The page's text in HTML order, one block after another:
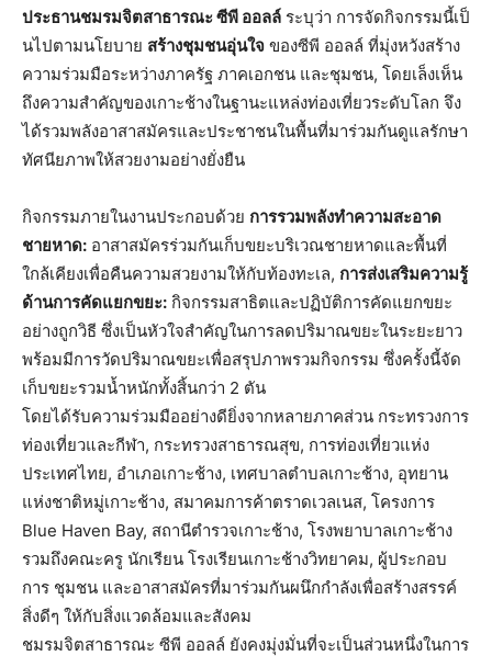
ประธานชมรมจิตสาธารณะ ซีพี ออลล์ ระบุว่า การจัดกิจกรรมนี้เป็
นไปตามนโยบาย สร้างชุมชนอุ่นใจ ของซีพี ออลล์ ที่มุ่งหวังสร้าง
ความร่วมมือระหว่างภาครัฐ ภาคเอกชน และชุมชน, โดยเล็งเห็น
ถึงความสำคัญของเกาะช้างในฐานะแหล่งท่องเที่ยวระดับโลก จึง
ได้รวมพลังอาสาสมัครและประชาชนในพื้นที่มาร่วมกันดูแลรักษา
ทัศนียภาพให้สวยงามอย่างยั่งยืน
กิจกรรมภายในงานประกอบด้วย การรวมพลังทำความสะอาด
ชายหาด: อาสาสมัครร่วมกันเก็บขยะบริเวณชายหาดและพื้นที่
ใกล้เคียงเพื่อคืนความสวยงามให้กับท้องทะเล, การส่งเสริมความรู้
ด้านการคัดแยกขยะ: กิจกรรมสาธิตและปฏิบัติการคัดแยกขยะ
อย่างถูกวิธี ซึ่งเป็นหัวใจสำคัญในการลดปริมาณขยะในระยะยาว
พร้อมมีการวัดปริมาณขยะเพื่อสรุปภาพรวมกิจกรรม ซึ่งครั้งนี้จัด
เก็บขยะรวมน้ำหนักทั้งสิ้นกว่า 2 ตัน
โดยได้รับความร่วมมืออย่างดียิ่งจากหลายภาคส่วน กระทรวงการ
ท่องเที่ยวและกีฬา, กระทรวงสาธารณสุข, การท่องเที่ยวแห่ง
ประเทศไทย, อำเภอเกาะช้าง, เทศบาลตำบลเกาะช้าง, อุทยาน
แห่งชาติหมู่เกาะช้าง, สมาคมการค้าตราดเวลเนส, โครงการ
Blue Haven Bay, สถานีตำรวจเกาะช้าง, โรงพยาบาลเกาะช้าง
รวมถึงคณะครู นักเรียน โรงเรียนเกาะช้างวิทยาคม, ผู้ประกอบ
การ ชุมชน และอาสาสมัครที่มาร่วมกันผนึกกำลังเพื่อสร้างสรรค์
สิ่งดีๆ ให้กับสิ่งแวดล้อมและสังคม
ชมรมจิตสาธารณะ ซีพี ออลล์ ยังคงมุ่งมั่นที่จะเป็นส่วนหนึ่งในการ